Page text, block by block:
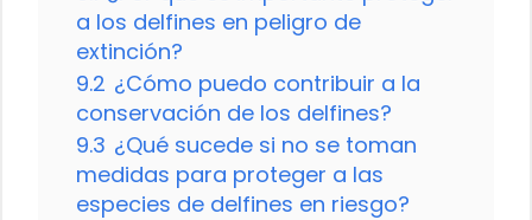
a los delfines en peligro de
extinción?
9.2 ¿Cómo puedo contribuir a la
conservación de los delfines?
9.3 ¿Qué sucede si no se toman
medidas para proteger a las
especies de delfines en riesgo?